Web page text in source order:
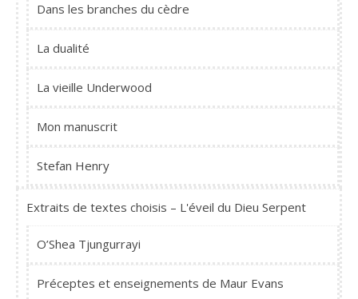
Dans les branches du cèdre
La dualité
La vieille Underwood
Mon manuscrit
Stefan Henry
Extraits de textes choisis – L'éveil du Dieu Serpent
O’Shea Tjungurrayi
Préceptes et enseignements de Maur Evans